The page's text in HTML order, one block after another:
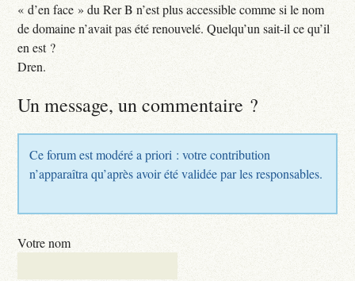
« d’en face » du Rer B n’est plus accessible comme si le nom
de domaine n’avait pas été renouvelé. Quelqu’un sait-il ce qu’il
en est ?
Dren.
Un message, un commentaire ?
Ce forum est modéré a priori : votre contribution
n’apparaîtra qu’après avoir été validée par les responsables.
Votre nom